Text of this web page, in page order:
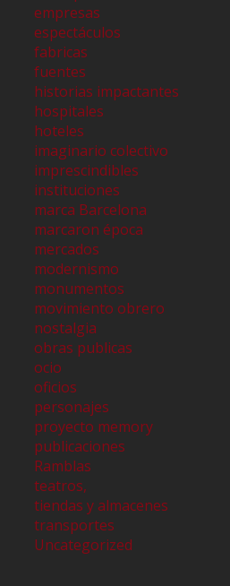
empresas
espectáculos
fabricas
fuentes
historias impactantes
hospitales
hoteles
imaginario colectivo
imprescindibles
instituciones
marca Barcelona
marcaron época
mercados
modernismo
monumentos
movimiento obrero
nostalgia
obras publicas
ocio
oficios
personajes
proyecto memory
publicaciones
Ramblas
teatros,
tiendas y almacenes
transportes
Uncategorized